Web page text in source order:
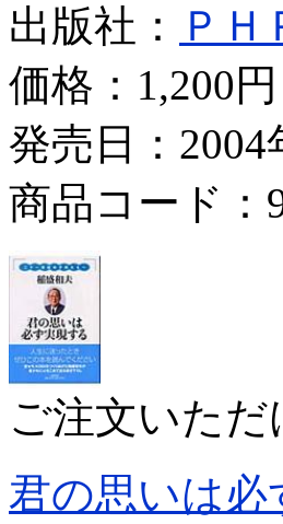
出版社：
ＰＨ
価格： 1,200円
発売日：2004
商品コード：
ご注文いただ
君の思いは必